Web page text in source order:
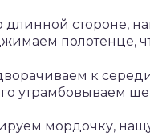
стороне,
полотенце,
к
утрамбовываем
мордочку,